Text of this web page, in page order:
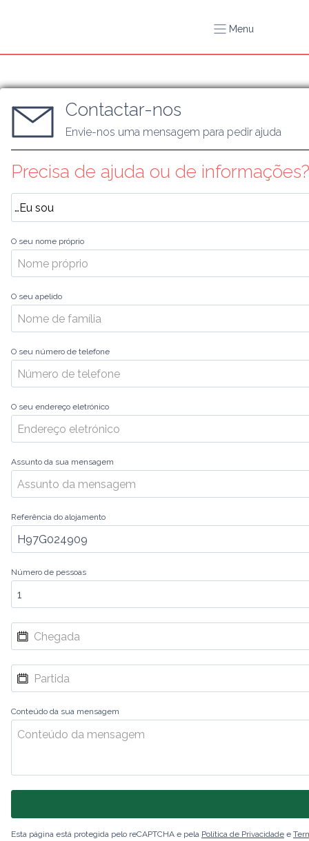
Menu
Contactar-nos
Envie-nos uma mensagem para pedir ajuda
Precisa de ajuda ou de informações?
O seu nome próprio
O seu apelido
O seu número de telefone
O seu endereço eletrónico
Assunto da sua mensagem
Referência do alojamento
Número de pessoas
Conteúdo da sua mensagem
Esta página está protegida pelo reCAPTCHA e pela Política de Privacidade e